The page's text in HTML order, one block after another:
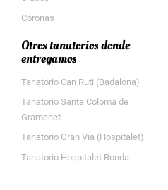
Coronas
Otros tanatorios donde
entregamos
Tanatorio Can Ruti (Badalona)
Tanatorio Santa Coloma de
Gramenet
Tanatorio Gran Via (Hospitalet)
Tanatorio Hospitalet Ronda